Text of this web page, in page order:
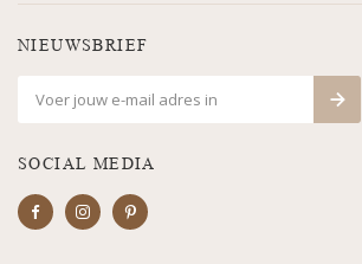
NIEUWSBRIEF
SOCIAL MEDIA